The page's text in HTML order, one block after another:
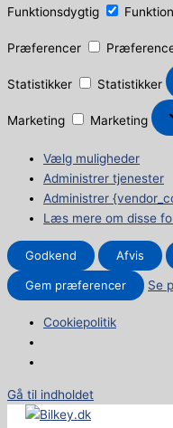
Funktionsdygtig
Præferencer
Statistikker Statistikker
Marketing Marketing
Vælg muligheder
Administrer tjenester
Administrer
Læs mere om disse
Godkend Afvis
Gem præferencer Se
Cookiepolitik
Gå til indholdet